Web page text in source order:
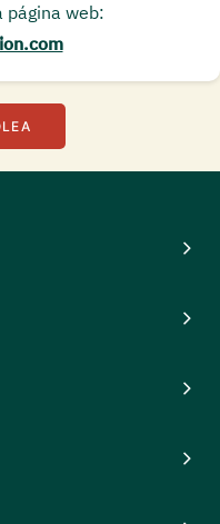
página web: